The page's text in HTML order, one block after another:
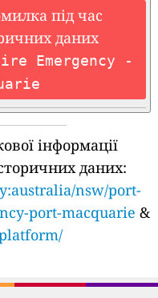
під час
даних
Emergency -
інформації
даних:
nsw/port-
port-macquarie &